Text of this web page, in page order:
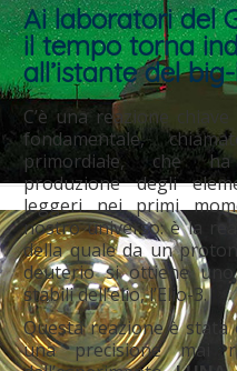
Ai laboratori del
il tempo torna
all’istante del
C’è una reazione
fondamentale,
primordiale, che
produzione degli
leggeri nei primi
nostro universo: è la
della quale da un
deuterio si ottiene
stabili dell’elio, l’Elio-3.
Questa reazione è
una precisione mai